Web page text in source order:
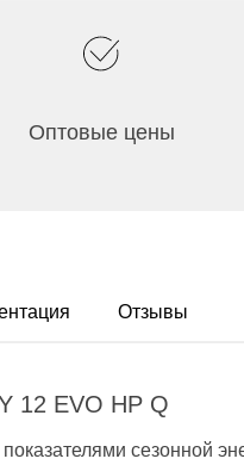
Оптовые цены
Отзывы
12 EVO HP Q
сезонной